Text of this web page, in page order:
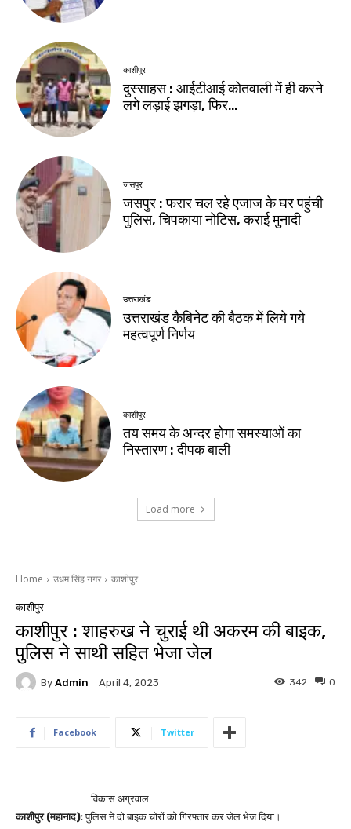
काशीपुर
दुस्साहस : आईटीआई कोतवाली में ही करने
लगे लड़ाई झगड़ा, फिर…
जसपुर
जसपुर : फरार चल रहे एजाज के घर पहुंची
पुलिस, चिपकाया नोटिस, कराई मुनादी
उत्तराखंड
उत्तराखंड कैबिनेट की बैठक में लिये गये
महत्वपूर्ण निर्णय
काशीपुर
तय समय के अन्दर होगा समस्याओं का
निस्तारण : दीपक बाली
Load more